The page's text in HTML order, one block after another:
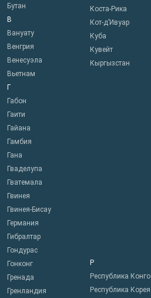
Бутан
В
Вануату
Венгрия
Венесуэла
Вьетнам
Г
Габон
Гаити
Гайана
Гамбия
Гана
Гваделупа
Гватемала
Гвинея
Гвинея-Бисау
Германия
Гибралтар
Гондурас
Гонконг
Гренада
Гренландия
Коста-Рика
Кот-д’Ивуар
Куба
Кувейт
Кыргызстан
Р
Республика Конго
Республика Корея